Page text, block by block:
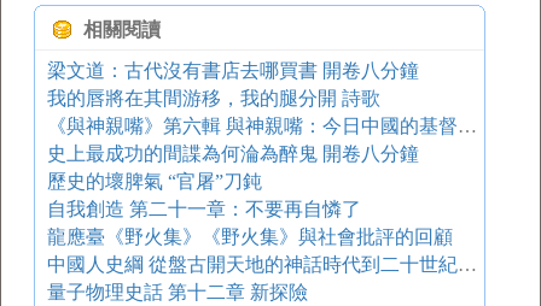
相關閱讀
梁文道：古代沒有書店去哪買書 開卷八分鐘
我的唇將在其間游移，我的腿分開 詩歌
《與神親嘴》第六輯 與神親嘴：今日中國的基督化和民主化 學術的基督化
史上最成功的間諜為何淪為醉鬼 開卷八分鐘
歷史的壞脾氣 “官屠”刀鈍
自我創造 第二十一章：不要再自憐了
龍應臺《野火集》《野火集》與社會批評的回顧
中國人史綱 從盤古開天地的神話時代到二十世紀第一年八國聯軍入侵北京的整部中國歷史
量子物理史話 第十二章 新探險